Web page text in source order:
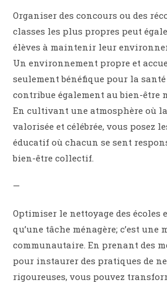
Organiser des concours ou des
classes les plus propres peut
élèves à maintenir leur
Un environnement propre et
seulement bénéfique pour la
contribue également au bien-être
En cultivant une atmosphère où
valorisée et célébrée, vous posez
éducatif où chacun se sent
bien-être collectif.
—
Optimiser le nettoyage des écoles
qu’une tâche ménagère; c’est une
communautaire. En prenant des
pour instaurer des pratiques de
rigoureuses, vous pouvez